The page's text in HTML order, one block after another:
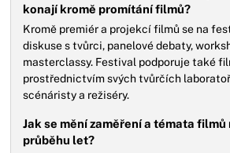
konají kromě promítání filmů?
Kromě premiér a projekcí filmů se na
diskuse s tvůrci, panelové debaty,
masterclassy. Festival podporuje také
prostřednictvím svých tvůrčích
scénáristy a režiséry.
Jak se mění zaměření a témata filmů
průběhu let?